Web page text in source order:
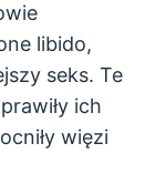
libido,
seks. Te
ich
więzi